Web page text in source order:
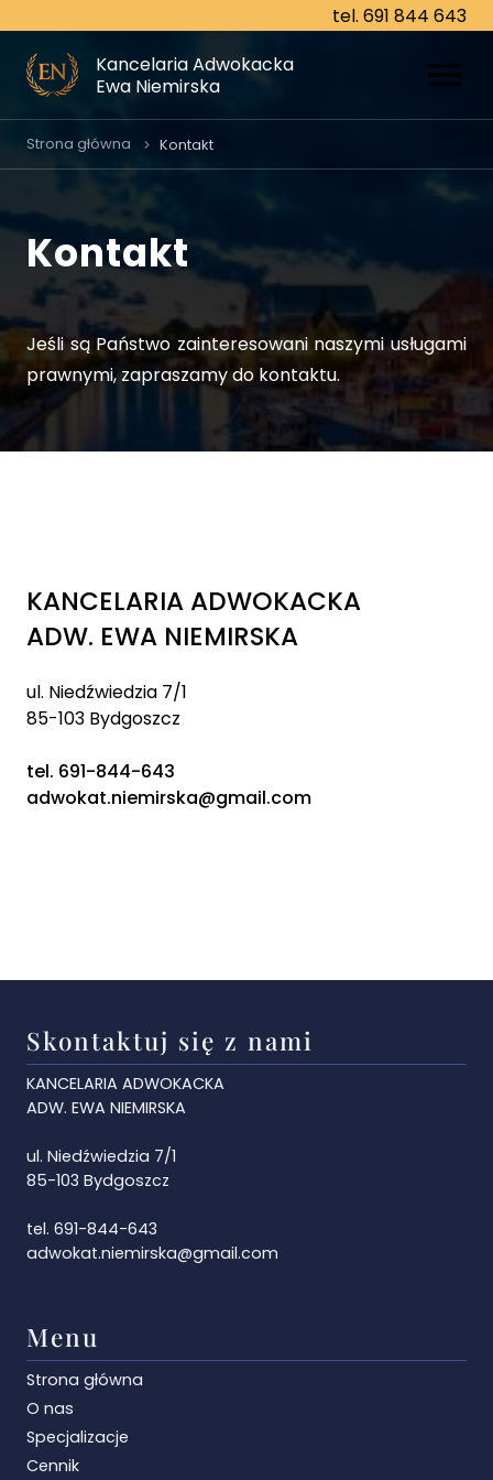
tel. 691 844 643
Kancelaria Adwokacka
Ewa Niemirska
tel. 691 844 643
Kancelaria Adwokacka
Ewa Niemirska
O nas
Specjalizacje
Prawo cywilne
Prawo karne
Prawo rodzinne
Prawo gospodarcze
Prawo spadkowe
Cennik
Blog
Kontakt
Strona główna Kontakt
Kontakt
Jeśli są Państwo zainteresowani naszymi usługami
prawnymi, zapraszamy do kontaktu.
KANCELARIA ADWOKACKA
ADW. EWA NIEMIRSKA
ul. Niedźwiedzia 7/1
85-103 Bydgoszcz
tel. 691-844-643
adwokat.niemirska@gmail.com
Menu
Strona główna
O nas
Specjalizacje
Cennik
Skontaktuj się z nami
KANCELARIA ADWOKACKA
ADW. EWA NIEMIRSKA
ul. Niedźwiedzia 7/1
85-103 Bydgoszcz
tel. 691-844-643
adwokat.niemirska@gmail.com